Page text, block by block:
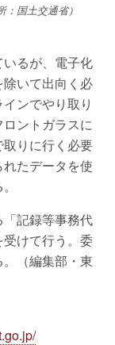
：国土交通省）
るが、電子化
いて出向く必
ンでやり取り
ントガラスに
りに行く必要
たデータを使
記録等事務代
けて行う。委
（編集部・東